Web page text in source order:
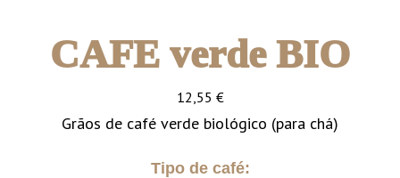
CAFE verde BIO
12,55 €
Grãos de café verde biológico (para chá)
Tipo de café: